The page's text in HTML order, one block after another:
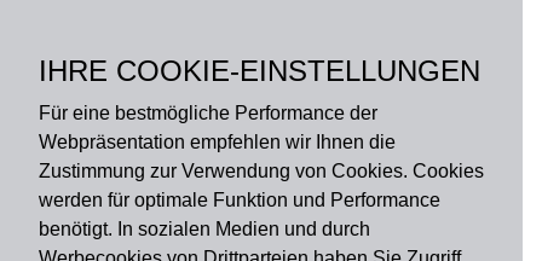
IHRE COOKIE-EINSTELLUNGEN
Für eine bestmögliche Performance der
Webpräsentation empfehlen wir Ihnen die
Zustimmung zur Verwendung von Cookies. Cookies
werden für optimale Funktion und Performance
benötigt. In sozialen Medien und durch
Rückseite: PVC
Zahlungsart